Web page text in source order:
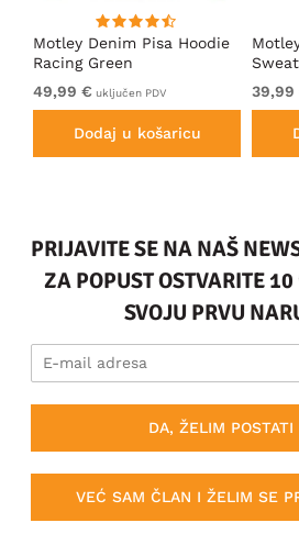
Motley Denim Pisa Hoodie
Racing Green
49,99 € uključen PDV
Dodaj u košaricu
39,99
PRIJAVITE SE NA NAŠ
ZA POPUST OSTVARITE
SVOJU PRVU
DA, ŽELIM POSTATI
VEĆ SAM ČLAN I ŽELIM SE